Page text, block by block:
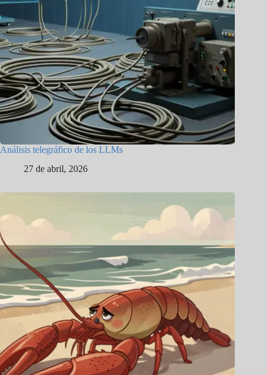
Análisis telegráfico de los LLMs
27 de abril, 2026